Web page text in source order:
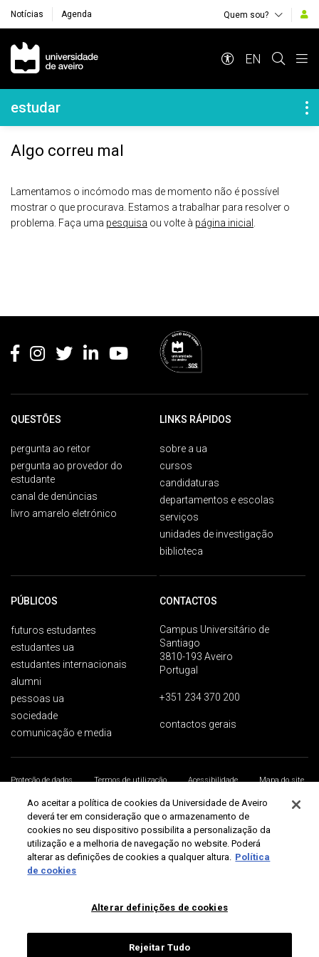
Notícias Agenda Quem sou?
Navegação Principal
EN
Navegação Lateral
estudar
Algo correu mal
Lamentamos o incómodo mas de momento não é possível
mostrar o que procurava. Estamos a trabalhar para resolver o
problema. Faça uma pesquisa ou volte à página inicial
QUESTÕES
pergunta ao reitor
pergunta ao provedor do
estudante
canal de denúncias
livro amarelo eletrónico
LINKS RÁPIDOS
sobre a ua
cursos
candidaturas
departamentos e escolas
serviços
unidades de investigação
biblioteca
PÚBLICOS
futuros estudantes
estudantes ua
estudantes internacionais
alumni
pessoas ua
sociedade
comunicação e media
CONTACTOS
Campus Universitário de
Santiago
3810-193 Aveiro
Portugal
+351 234 370 200
contactos gerais
Proteção de dados Termos de utilização Acessibilidade
Mapa do site
Universidade de Aveiro 2026
Ao aceitar a política de cookies da Universidade de Aveiro
deverá ter em consideração que o armazenamento de
cookies no seu dispositivo possibilita a personalização da
utilização e a melhoria de navegação no website. Poderá
alterar as definições de cookies a qualquer altura. Política
de cookies
Alterar definições de cookies
Rejeitar Tudo